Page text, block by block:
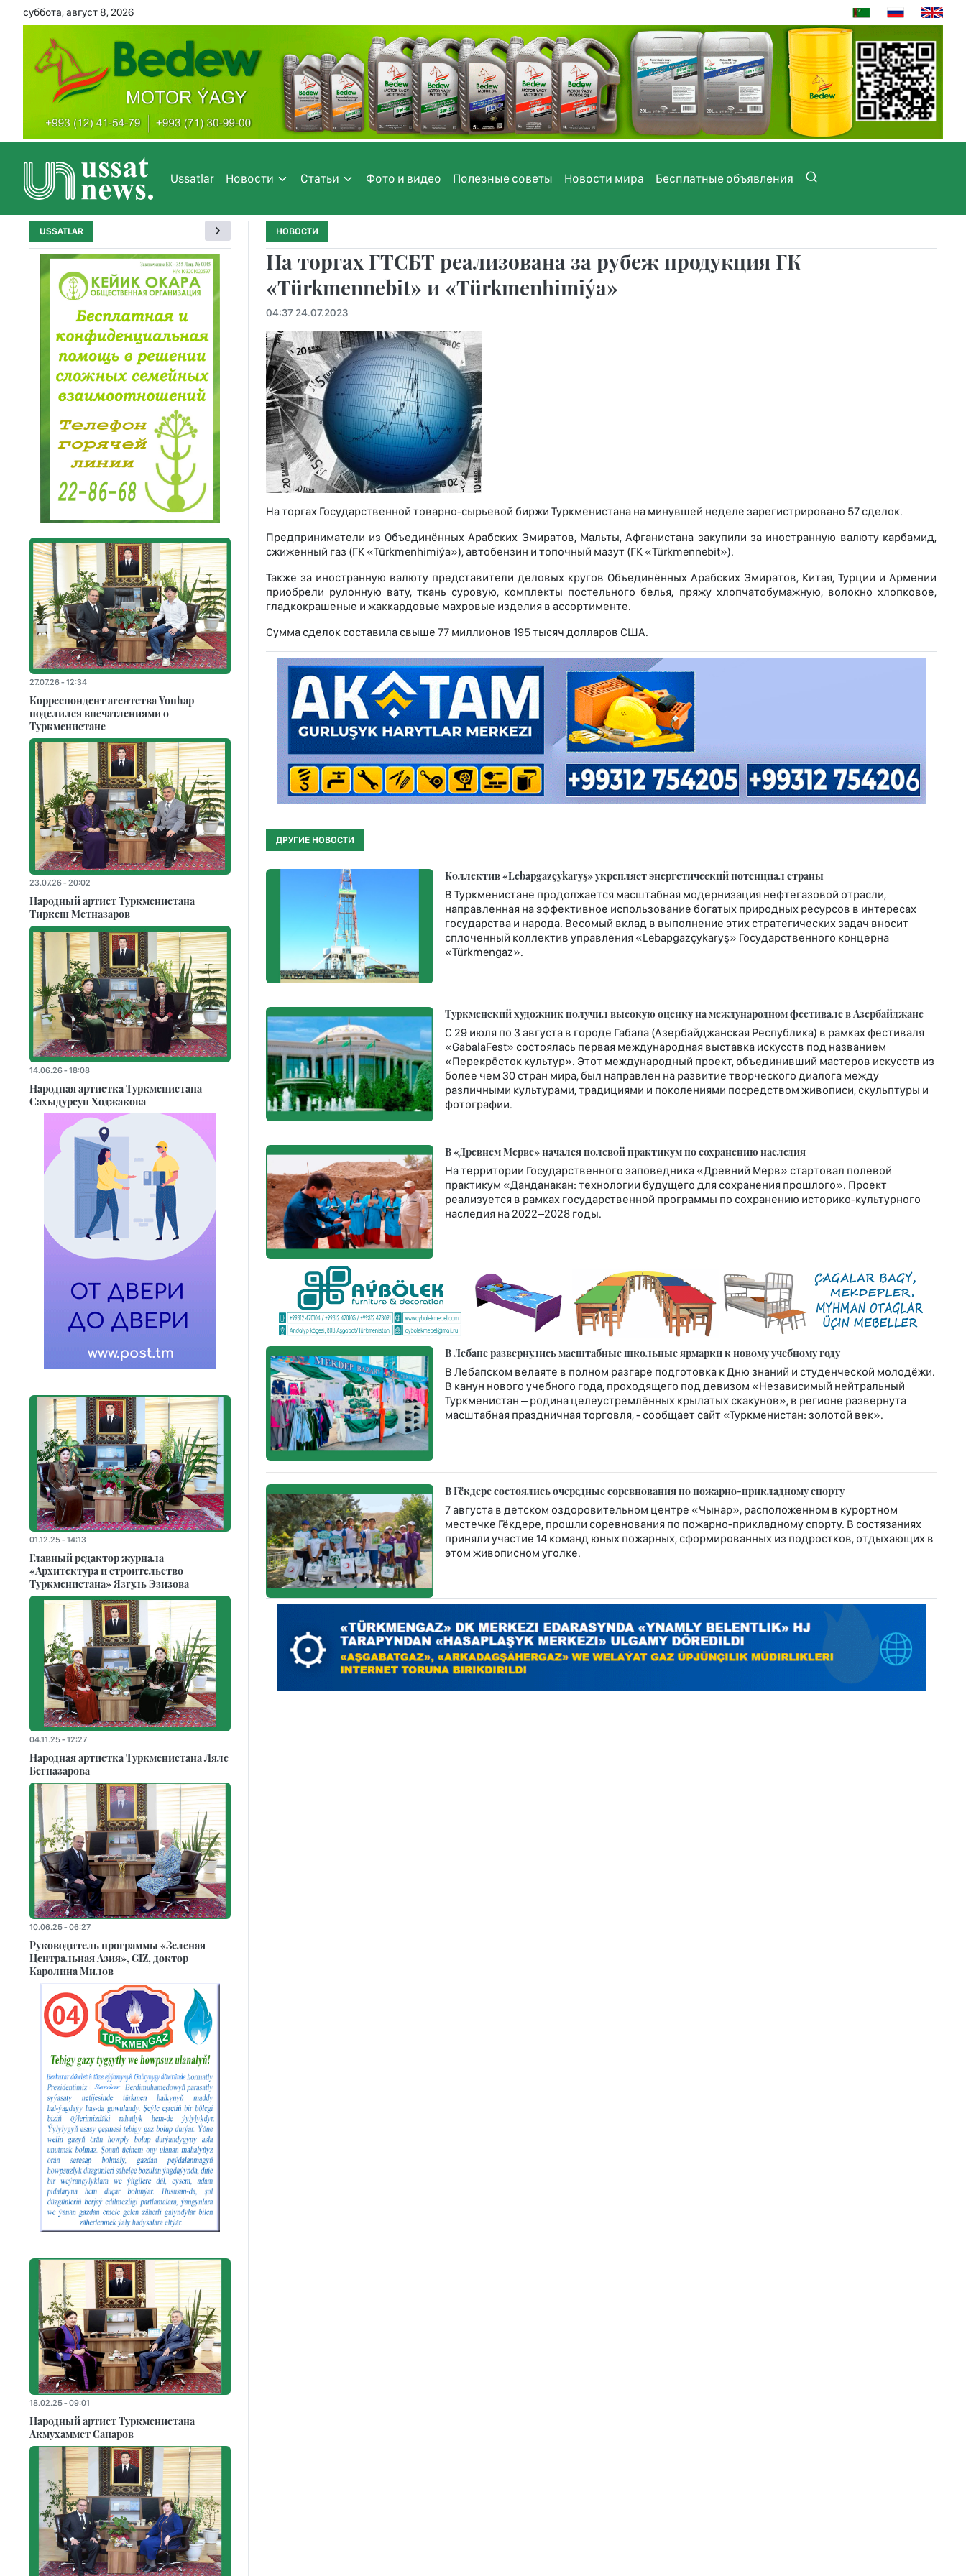
суббота, август 8, 2026
Ussatlar Новости Статьи Фото и видео Полезные советы Новости мира Бесплатные объявления
НОВОСТИ
На торгах ГТСБТ реализована за рубеж продукция ГК
«Türkmennebit» и «Türkmenhimiýa»
04:37 24.07.2023
На торгах Государственной товарно-сырьевой биржи Туркменистана на минувшей неделе зарегистрировано 57 сделок.
Предприниматели из Объединённых Арабских Эмиратов, Мальты, Афганистана закупили за иностранную валюту карбамид,
сжиженный газ (ГК «Türkmenhimiýa»), автобензин и топочный мазут (ГК «Türkmennebit»).
Также за иностранную валюту представители деловых кругов Объединённых Арабских Эмиратов, Китая, Турции и Армении
приобрели рулонную вату, ткань суровую, комплекты постельного белья, пряжу хлопчатобумажную, волокно хлопковое,
гладкокрашеные и жаккардовые махровые изделия в ассортименте.
Сумма сделок составила свыше 77 миллионов 195 тысяч долларов США.
ДРУГИЕ НОВОСТИ
Коллектив «Lebapgazçykaryş» укрепляет энергетический потенциал страны
В Туркменистане продолжается масштабная модернизация нефтегазовой отрасли,
направленная на эффективное использование богатых природных ресурсов в интересах
государства и народа. Весомый вклад в выполнение этих стратегических задач вносит
сплоченный коллектив управления «Lebapgazçykaryş» Государственного концерна
«Türkmengaz».
Туркменский художник получил высокую оценку на международном фестивале в Азербайджане
С 29 июля по 3 августа в городе Габала (Азербайджанская Республика) в рамках фестиваля
«GabalaFest» состоялась первая международная выставка искусств под названием
«Перекрёсток культур». Этот международный проект, объединивший мастеров искусств из
более чем 30 стран мира, был направлен на развитие творческого диалога между
различными культурами, традициями и поколениями посредством живописи, скульптуры и
фотографии.
В «Древнем Мерве» начался полевой практикум по сохранению наследия
На территории Государственного заповедника «Древний Мерв» стартовал полевой
практикум «Данданакан: технологии будущего для сохранения прошлого». Проект
реализуется в рамках государственной программы по сохранению историко-культурного
наследия на 2022–2028 годы.
В Лебапе развернулись масштабные школьные ярмарки к новому учебному году
В Лебапском велаяте в полном разгаре подготовка к Дню знаний и студенческой молодёжи.
В канун нового учебного года, проходящего под девизом «Независимый нейтральный
Туркменистан – родина целеустремлённых крылатых скакунов», в регионе развернута
масштабная праздничная торговля, - сообщает сайт «Туркменистан: золотой век».
В Гёкдере состоялись очередные соревнования по пожарно-прикладному спорту
7 августа в детском оздоровительном центре «Чынар», расположенном в курортном
местечке Гёкдере, прошли соревнования по пожарно-прикладному спорту. В состязаниях
приняли участие 14 команд юных пожарных, сформированных из подростков, отдыхающих в
этом живописном уголке.
USSATLAR
27.07.26 - 12:34
Корреспондент агентства Yonhap
поделился впечатлениями о
Туркменистане
23.07.26 - 20:02
Народный артист Туркменистана
Тиркеш Мeтназаров
14.06.26 - 18:08
Народная артистка Туркменистана
Сахыдурсун Ходжакова
01.12.25 - 14:13
Главный редактор журнала
«Архитектура и строительство
Туркменистана» Язгуль Эзизова
04.11.25 - 12:27
Народная артистка Туркменистана Ляле
Бегназарова
10.06.25 - 06:27
Руководитель программы «Зеленая
Центральная Азия», GIZ, доктор
Каролина Милов
18.02.25 - 09:01
Народный артист Туркменистана
Акмухаммет Сапаров